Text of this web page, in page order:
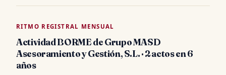
RITMO REGISTRAL MENSUAL
Actividad BORME de Grupo MASD
Asesoramiento y Gestión, S.L. · 2 actos en 6
años